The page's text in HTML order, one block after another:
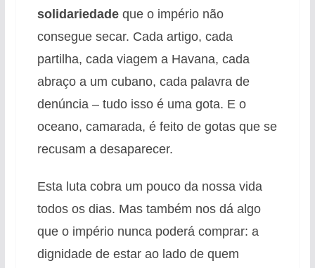
solidariedadeque o império não
consegue secar. Cada artigo, cada
partilha, cada viagem a Havana, cada
abraço a um cubano, cada palavra de
denúncia – tudo isso é uma gota. E o
oceano, camarada, é feito de gotas que se
recusam a desaparecer.
Esta luta cobra um pouco da nossa vida
todos os dias. Mas também nos dá algo
que o império nunca poderá comprar: a
dignidade de estar ao lado de quem